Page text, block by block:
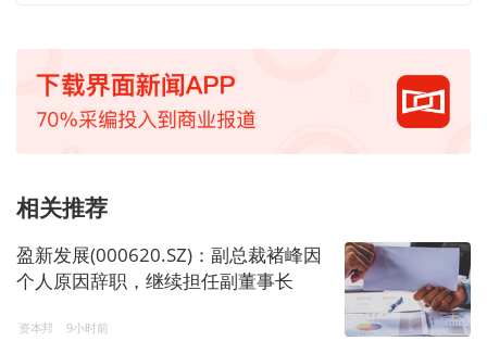
相关推荐
盈新发展(000620.SZ)：副总裁褚峰因
个人原因辞职，继续担任副董事长
资本邦 9小时前